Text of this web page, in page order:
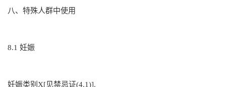
八、特殊人群中使用
8.1 妊娠
妊娠类别X[见禁忌证(4.1)].